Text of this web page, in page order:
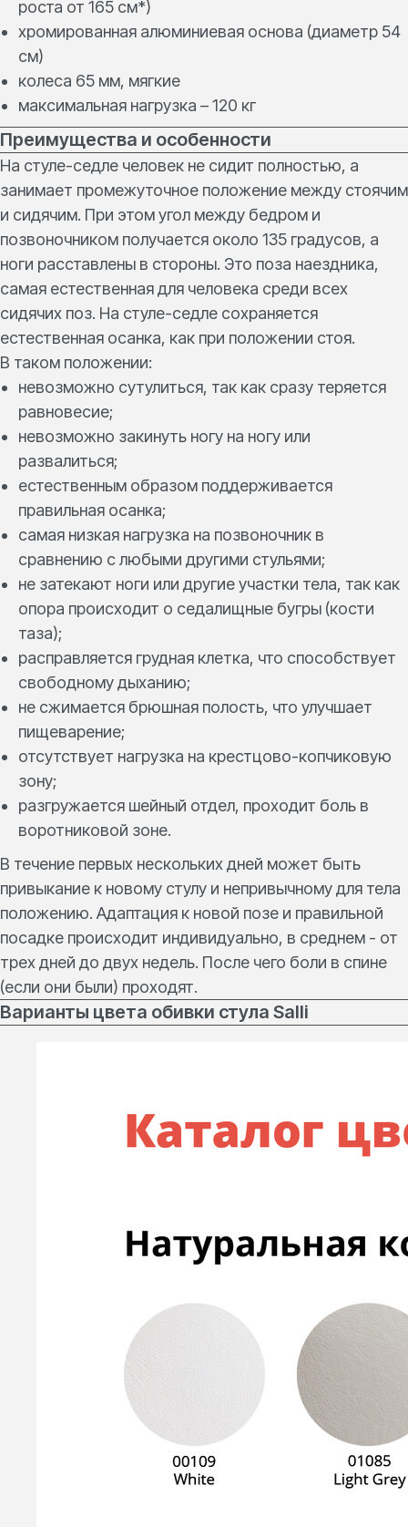
роста от 165 см*)
хромированная алюминиевая основа (диаметр 54
см)
колеса 65 мм, мягкие
максимальная нагрузка – 120 кг
Преимущества и особенности
На стуле-седле человек не сидит полностью, а
занимает промежуточное положение между стоячим
и сидячим. При этом угол между бедром и
позвоночником получается около 135 градусов, а
ноги расставлены в стороны. Это поза наездника,
самая естественная для человека среди всех
сидячих поз. На стуле-седле сохраняется
естественная осанка, как при положении стоя.
В таком положении:
невозможно сутулиться, так как сразу теряется
равновесие;
невозможно закинуть ногу на ногу или
развалиться;
естественным образом поддерживается
правильная осанка;
самая низкая нагрузка на позвоночник в
сравнению с любыми другими стульями;
не затекают ноги или другие участки тела, так как
опора происходит о седалищные бугры (кости
таза);
расправляется грудная клетка, что способствует
свободному дыханию;
не сжимается брюшная полость, что улучшает
пищеварение;
отсутствует нагрузка на крестцово-копчиковую
зону;
разгружается шейный отдел, проходит боль в
воротниковой зоне.
В течение первых нескольких дней может быть
привыкание к новому стулу и непривычному для тела
положению. Адаптация к новой позе и правильной
посадке происходит индивидуально, в среднем - от
трех дней до двух недель. После чего боли в спине
(если они были) проходят.
Варианты цвета обивки стула Salli